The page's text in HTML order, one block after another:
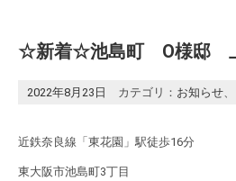
☆新着☆池島町 O様邸 上
2022年8月23日 カテゴリ： お知らせ、
近鉄奈良線「東花園」駅徒歩16分
東大阪市池島町3丁目